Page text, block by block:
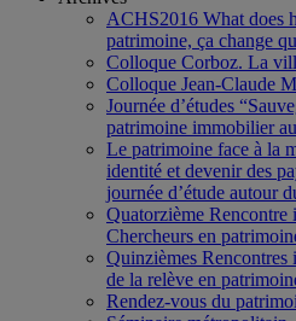
ACHS2016 What does
patrimoine, ça change
Colloque Corboz. La
Colloque Jean-Claude
Journée d’études
patrimoine immobilier
Le patrimoine face à la
identité et devenir des
journée d’étude autour
Quatorzième Rencontre
Chercheurs en
Quinzièmes Rencontres
de la relève en
Rendez-vous du